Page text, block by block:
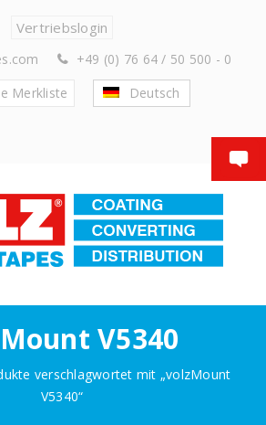
Vertriebslogin
+49 (0) 76 64 / 50 500 - 0
Merkliste Deutsch
V5340
verschlagwortet mit „volzMount
V5340“